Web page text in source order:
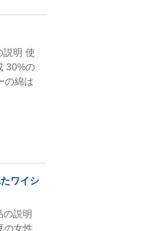
説明 使
30%の
の綿は
ワイシ
説明
の女性